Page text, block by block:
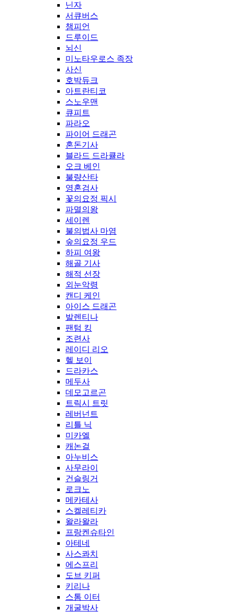
닌자
서큐버스
챔피언
드루이드
뇌신
미노타우로스 족장
사신
호박듀크
아트란티코
스노우맨
큐피트
파라오
파이어 드래곤
혼돈기사
블라드 드라큘라
오크 베인
불량산타
영혼검사
꽃의요정 픽시
파멸의왕
세이렌
불의법사 마염
숲의요정 우드
하피 여왕
해골 기사
해적 선장
외눈악령
캔디 케인
아이스 드래곤
발렌티나
팬텀 킹
조련사
레이디 리오
헬 보이
드라카스
메두사
데모고르곤
트릭시 트릿
레버넌트
리틀 닉
미카엘
캐논걸
아누비스
사무라이
건슬링거
로크노
메카테사
스켈레티카
왈라왈라
프랑켄슈타인
아테네
사스콰치
에스프리
도브 키퍼
키리나
스톰 이터
개굴박사